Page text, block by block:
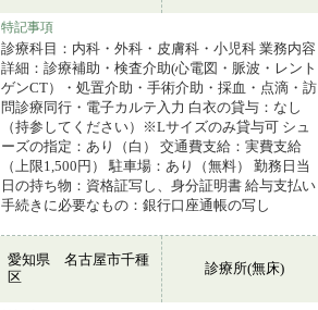
特記事項
診療科目：内科・外科・皮膚科・小児科 業務内容
詳細：診療補助・検査介助(心電図・脈波・レント
ゲンCT）・処置介助・手術介助・採血・点滴・訪
問診療同行・電子カルテ入力 白衣の貸与：なし
（持参してください）※Lサイズのみ貸与可 シュ
ーズの指定：あり（白） 交通費支給：実費支給
（上限1,500円） 駐車場：あり（無料） 勤務日当
日の持ち物：資格証写し、身分証明書 給与支払い
手続きに必要なもの：銀行口座通帳の写し
愛知県 名古屋市千種
区
診療所(無床)